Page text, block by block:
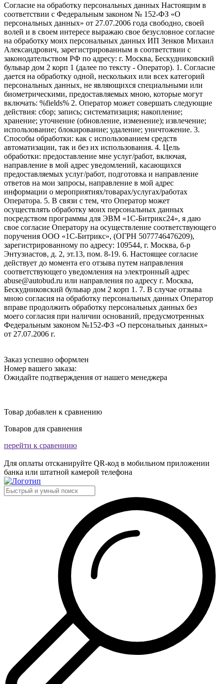
Согласие на обработку персональных данных Настоящим в
соответствии с Федеральным законом № 152-ФЗ «О
персональных данных» от 27.07.2006 года свободно, своей
волей и в своем интересе выражаю свое безусловное согласие
на обработку моих персональных данных ИП Зенков Михаил
Александрович, зарегистрированным в соответствии с
законодательством РФ по адресу: г. Москва, Бескудниковский
бульвар дом 2 корп 1 (далее по тексту - Оператор). 1. Согласие
дается на обработку одной, нескольких или всех категорий
персональных данных, не являющихся специальными или
биометрическими, предоставляемых мною, которые могут
включать: %fields% 2. Оператор может совершать следующие
действия: сбор; запись; систематизация; накопление;
хранение; уточнение (обновление, изменение); извлечение;
использование; блокирование; удаление; уничтожение. 3.
Способы обработки: как с использованием средств
автоматизации, так и без их использования. 4. Цель
обработки: предоставление мне услуг/работ, включая,
направление в мой адрес уведомлений, касающихся
предоставляемых услуг/работ, подготовка и направление
ответов на мои запросы, направление в мой адрес
информации о мероприятиях/товарах/услугах/работах
Оператора. 5. В связи с тем, что Оператор может
осуществлять обработку моих персональных данных
посредством программы для ЭВМ «1С-Битрикс24», я даю
свое согласие Оператору на осуществление соответствующего
поручения ООО «1С-Битрикс», (ОГРН 5077746476209),
зарегистрированному по адресу: 109544, г. Москва, б-р
Энтузиастов, д. 2, эт.13, пом. 8-19. 6. Настоящее согласие
действует до момента его отзыва путем направления
соответствующего уведомления на электронный адрес
abuse@autobud.ru или направления по адресу г. Москва,
Бескудниковский бульвар дом 2 корп 1. 7. В случае отзыва
мною согласия на обработку персональных данных Оператор
вправе продолжить обработку персональных данных без
моего согласия при наличии оснований, предусмотренных
Федеральным законом №152-ФЗ «О персональных данных»
от 27.07.2006 г.
Заказ успешно оформлен
Номер вашего заказа:
Ожидайте подтверждения от нашего менеджера
Товар добавлен к сравнению
Товаров для сравнения
перейти к сравеннию
Для оплаты отсканируйте QR-код в мобильном приложении
банка или штатной камерой телефона